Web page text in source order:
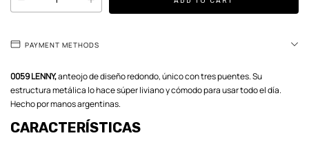
PAYMENT METHODS
0059 LENNY,anteojo de diseño redondo, único con tres puentes. Su
estructura metálica lo hace súper liviano y cómodo para usar todo el día.
Hecho por manos argentinas.
CARACTERÍSTICAS